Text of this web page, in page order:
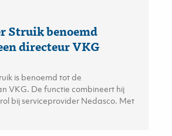
Struik benoemd
directeur VKG
is benoemd tot de
VKG. De functie combineert hij
bij serviceprovider Nedasco. Met